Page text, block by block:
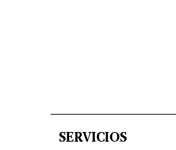
SERVICIOS